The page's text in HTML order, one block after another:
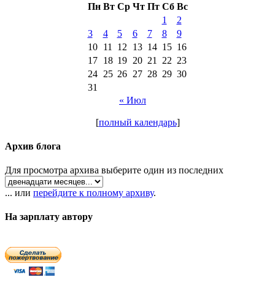
Пн Вт Ср Чт Пт Сб Вс
1
2
3
4 5 6 7 8
9
10
11 12 13 14 15 16
17
18 19 20 21 22 23
24
25 26 27 28 29 30
31
« Июл
[полный календарь]
Архив блога
Для просмотра архива выберите один из последних
... или перейдите к полному архиву.
На зарплату автору